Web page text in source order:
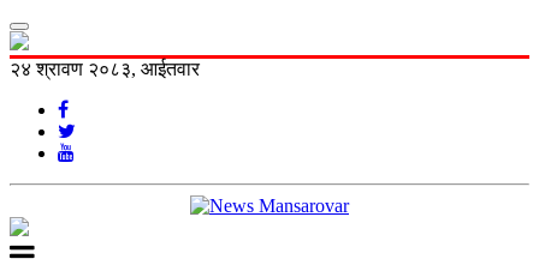
२४ श्रावण २०८३, आईतवार